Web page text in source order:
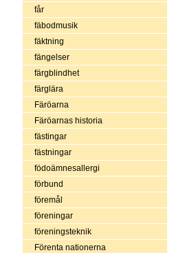
får
fäbodmusik
fäktning
fängelser
färgblindhet
färglära
Färöarna
Färöarnas historia
fästingar
fästningar
födoämnesallergi
förbund
föremål
föreningar
föreningsteknik
Förenta nationerna